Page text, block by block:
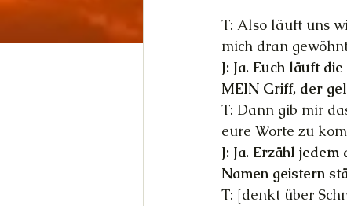
T: Also läuft uns
mich dran
J: Ja. Euch läuft
MEIN Griff, der
T: Dann gib mir
eure Worte zu
J: Ja. Erzähl
Namen geistern
T: [denkt über